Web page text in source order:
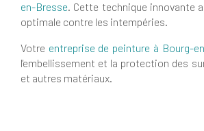
en-Bresse . Cette technique innovante
optimale contre les intempéries.
Votre entreprise de peinture à Bourg-
l'embellissement et la protection des
et autres matériaux.